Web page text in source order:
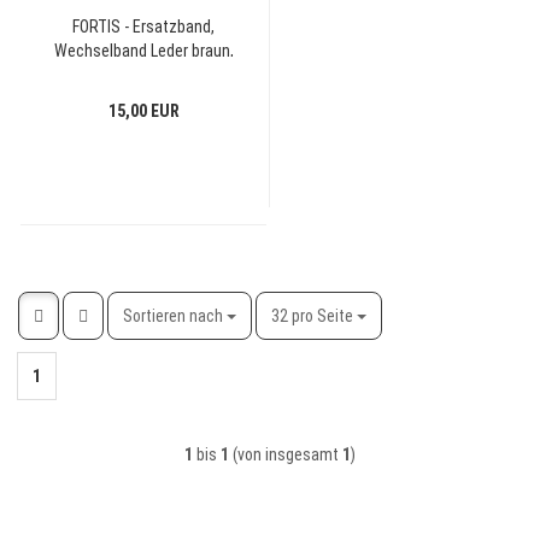
FORTIS - Ersatzband,
Wechselband Leder braun,
15,00 EUR
Sortieren nach
Sortieren nach 32 pro Seite
pro Seite
1
1 bis 1 (von insgesamt 1)